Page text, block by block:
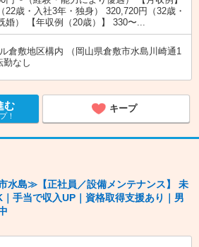
22歳・入社3年・独身） 320,720円（32歳・
婚） 【年収例（20歳）】 330〜...
倉敷地区構内 （岡山県倉敷市水島川崎通1
なし
む
！
キープ
水島≫【正社員／設備メンテナンス】 未
手当で収入UP｜資格取得支援あり｜男